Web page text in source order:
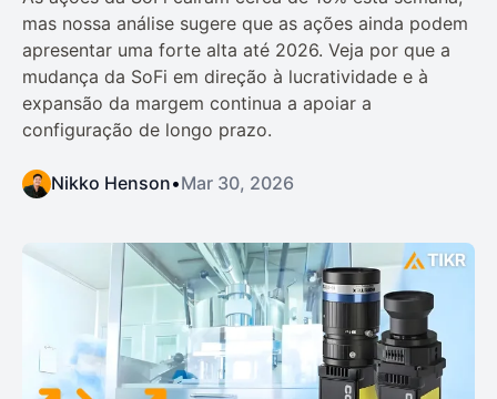
mas nossa análise sugere que as ações ainda podem
apresentar uma forte alta até 2026. Veja por que a
mudança da SoFi em direção à lucratividade e à
expansão da margem continua a apoiar a
configuração de longo prazo.
Nikko Henson•Mar 30, 2026